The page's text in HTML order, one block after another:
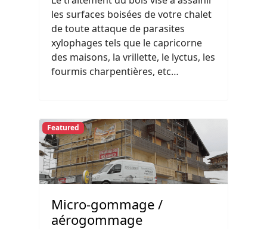
les surfaces boisées de votre chalet
de toute attaque de parasites
xylophages tels que le capricorne
des maisons, la vrillette, le lyctus, les
fourmis charpentières, etc…
Featured
Micro-gommage /
aérogommage